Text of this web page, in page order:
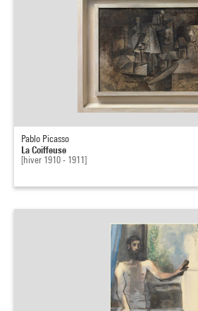
Pablo Picasso
La Coiffeuse
[hiver 1910 - 1911]